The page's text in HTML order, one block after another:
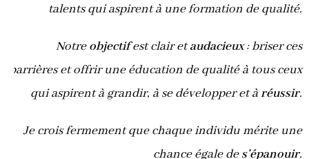
talents qui aspirent à une formation de qualité.
Notreobjectifest clair etaudacieux: briser ces
barrières et offrir une éducation de qualité à tous ceux
qui aspirent à grandir, à se développer et àréussir.
Je crois fermement que chaque individu mérite une
chance égale des’épanouir.